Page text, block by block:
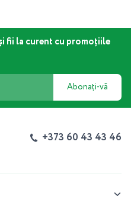
fii la curent cu promoțiile
Abonați-vă
+373 60 43 43 46